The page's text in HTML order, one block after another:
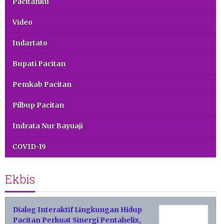
Video
Indartato
Bupati Pacitan
Pemkab Pacitan
Pilbup Pacitan
Indrata Nur Bayuaji
COVID-19
Ekbis
Dialog Interaktif Lingkungan Hidup
Pacitan Perkuat Sinergi Pentahelix,